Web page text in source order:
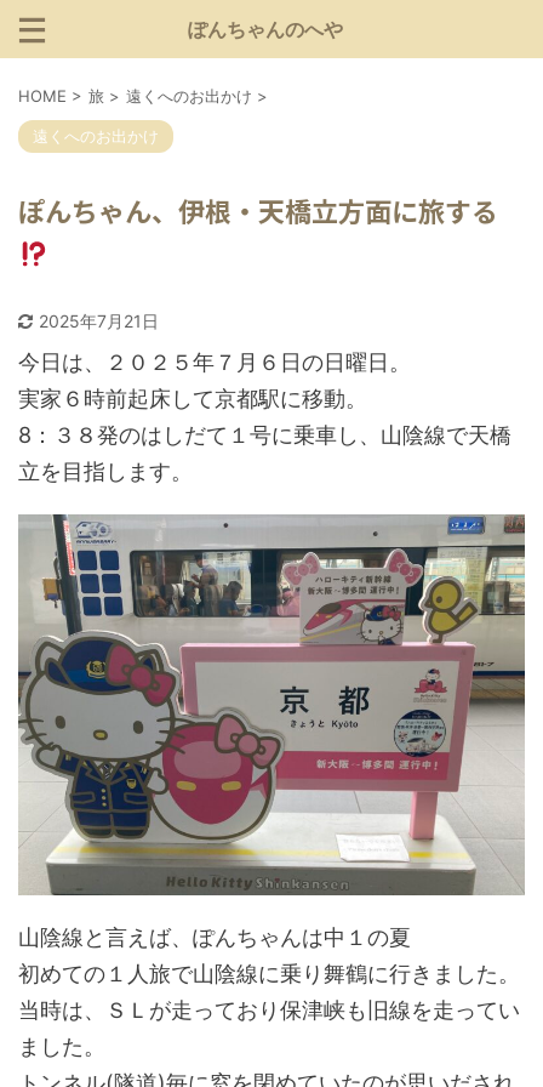
ぽんちゃんのへや
HOME > 旅 > 遠くへのお出かけ >
遠くへのお出かけ
ぽんちゃん、伊根・天橋立方面に旅する
2025年7月21日
今日は、２０２５年７月６日の日曜日。
実家６時前起床して京都駅に移動。
8：３８発のはしだて１号に乗車し、山陰線で天橋
立を目指します。
山陰線と言えば、ぽんちゃんは中１の夏
初めての１人旅で山陰線に乗り舞鶴に行きました。
当時は、ＳＬが走っており保津峡も旧線を走ってい
ました。